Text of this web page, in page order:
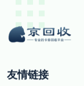
友情链接